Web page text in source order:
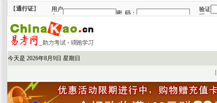
【通行证】
今天是 2026年8月9日 星期日